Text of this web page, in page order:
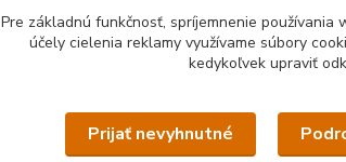
Pre základnú funkčnosť, spríjemnenie
účely cielenia reklamy využívame súbory
kedykoľvek upraviť
Prijať nevyhnutné